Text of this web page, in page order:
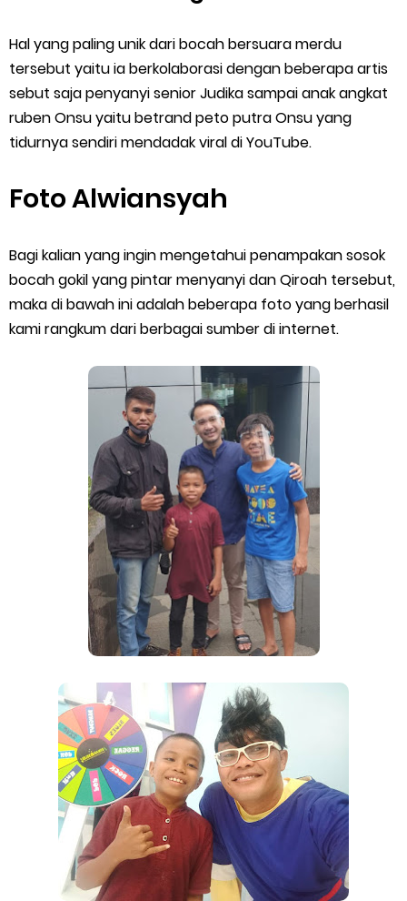
Hal yang paling unik dari bocah bersuara merdu
tersebut yaitu ia berkolaborasi dengan beberapa artis
sebut saja penyanyi senior Judika sampai anak angkat
ruben Onsu yaitu betrand peto putra Onsu yang
tidurnya sendiri mendadak viral di YouTube.
Foto Alwiansyah
Bagi kalian yang ingin mengetahui penampakan sosok
bocah gokil yang pintar menyanyi dan Qiroah tersebut,
maka di bawah ini adalah beberapa foto yang berhasil
kami rangkum dari berbagai sumber di internet.